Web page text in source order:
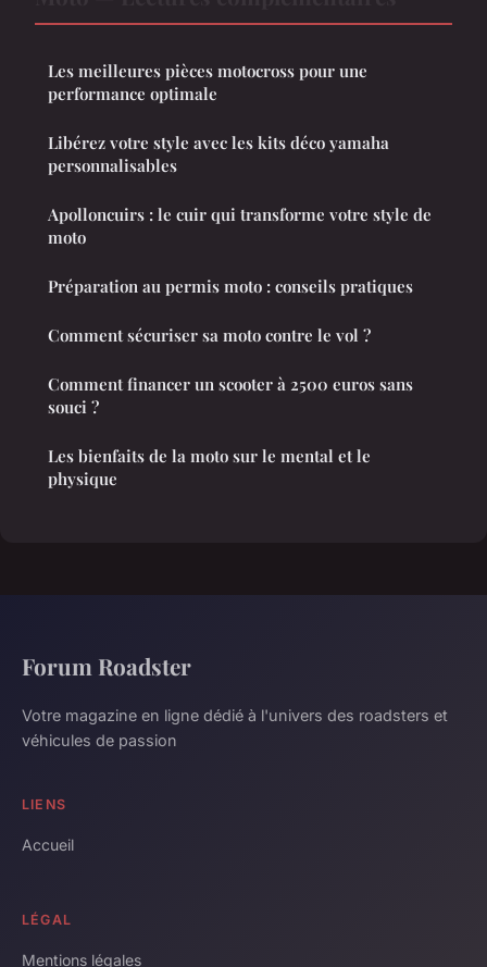
Les meilleures pièces motocross pour une
performance optimale
Libérez votre style avec les kits déco yamaha
personnalisables
Apolloncuirs : le cuir qui transforme votre style de
moto
Préparation au permis moto : conseils pratiques
Comment sécuriser sa moto contre le vol ?
Comment financer un scooter à 2500 euros sans
souci ?
Les bienfaits de la moto sur le mental et le
physique
Forum Roadster
Votre magazine en ligne dédié à l'univers des roadsters et
véhicules de passion
LIENS
Accueil
LÉGAL
Mentions légales